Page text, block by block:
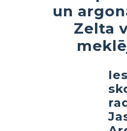
un
Zelta